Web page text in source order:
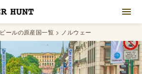
ビールの原産国一覧 ノルウェー